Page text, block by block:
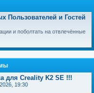
Пользователей и Гостей
и поболтать на отвлечённые
для Creality K2 SE !!!
19:30